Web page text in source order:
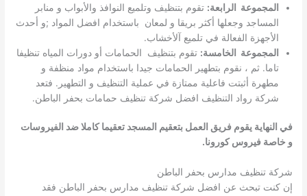
المجموعة الرابعة: تقوم بتنظيف وتلميع النوافذ والأبواب و منابر
المساجد وجعلها أكثر بريقا و لمعان باستخدام افضل المواد ;و أحدث
الأجهزة الفعالة في تلميع آلأخشاب.
المجموعة الخامسة: تقوم بتنظيف الحمامات أو دورات المياه تنظيفا
تاما. ثم ، نقوم بتطهير الحمامات جيدا باستخدام مواد منظفة و
مطهرة أثبتت فاعلية ممتازة في عملية التنظيف و التطهير. فتعد
شركة رواد التنظيف افضل شركة تنظيف حمامات بحفر الباطن.
في النهاية يقوم فريق العمل بتعقيم المسجد تعقيما كاملا ضد الفيروسات
و خاصة فيروس كورونا.
شركة تنظيف مدارس بحفر الباطن
إن كنت تبحث عن افضل شركة تنظيف مدارس بحفر الباطن فقد